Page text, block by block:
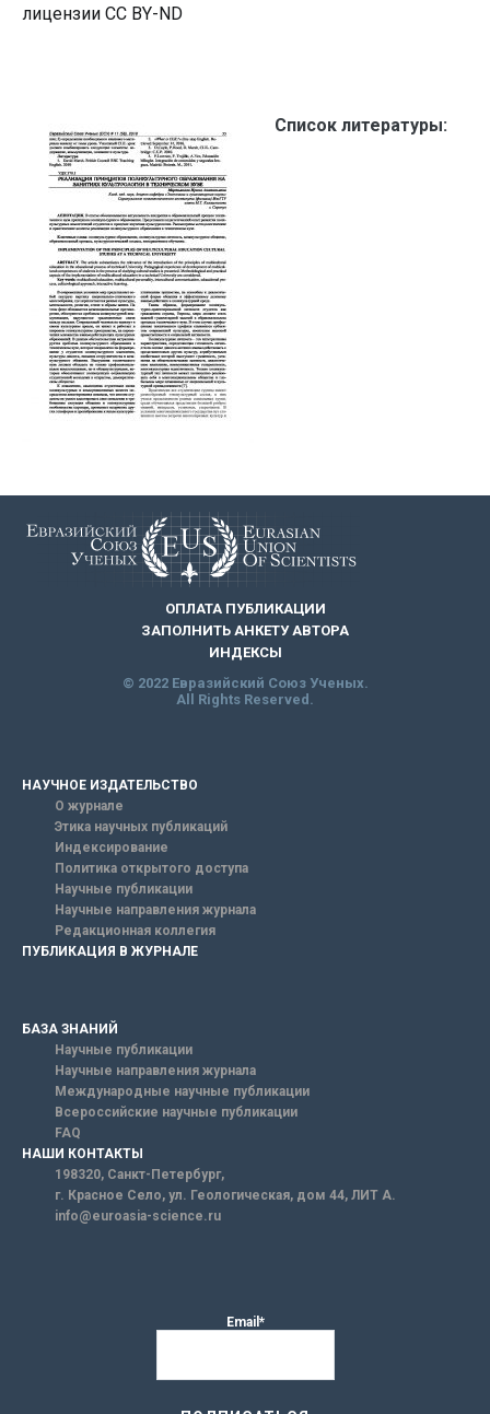
лицензии CC BY-ND
Список литературы:
ОПЛАТА ПУБЛИКАЦИИ
ЗАПОЛНИТЬ АНКЕТУ АВТОРА
ИНДЕКСЫ
© 2022 Евразийский Союз Ученых.
All Rights Reserved.
НАУЧНОЕ ИЗДАТЕЛЬСТВО
О журнале
Этика научных публикаций
Индексирование
Политика открытого доступа
Научные публикации
Научные направления журнала
Редакционная коллегия
ПУБЛИКАЦИЯ В ЖУРНАЛЕ
БАЗА ЗНАНИЙ
Научные публикации
Научные направления журнала
Международные научные публикации
Всероссийские научные публикации
FAQ
НАШИ КОНТАКТЫ
198320, Санкт-Петербург,
г. Красное Село, ул. Геологическая, дом 44, ЛИТ А.
info@euroasia-science.ru
Email*